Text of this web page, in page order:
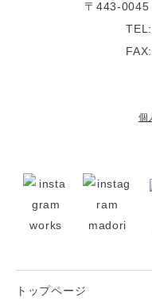
〒443-0045
個
トップページ